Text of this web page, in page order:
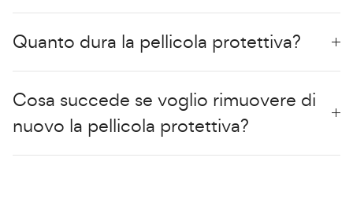
Quanto dura la pellicola protettiva?
Cosa succede se voglio rimuovere di
nuovo la pellicola protettiva?